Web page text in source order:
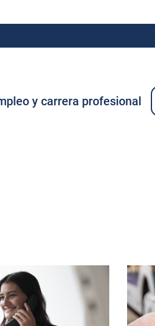
y carrera profesional